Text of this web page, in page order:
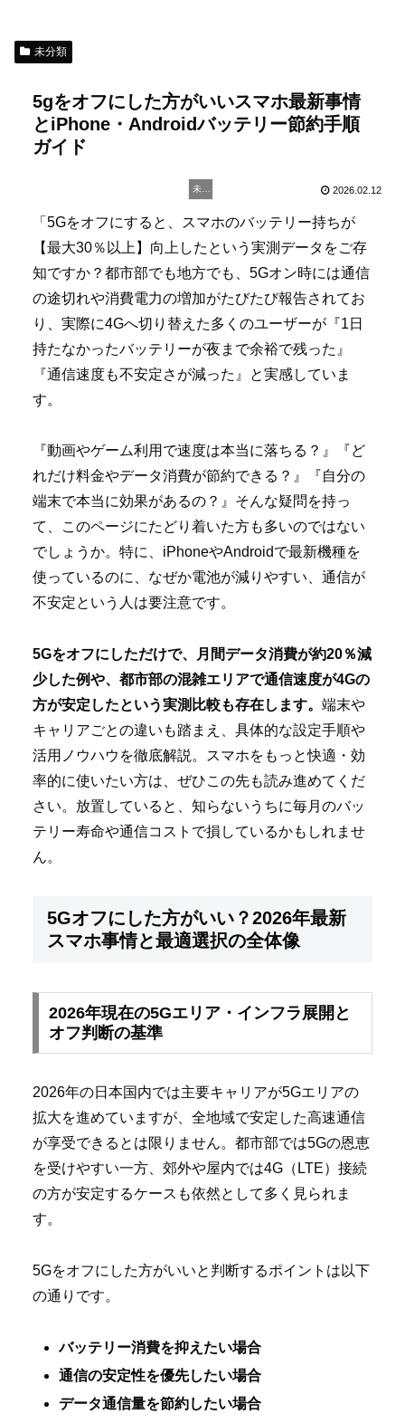
未分類
5gをオフにした方がいいスマホ最新事情
とiPhone・Androidバッテリー節約手順
ガイド
2026.02.12
「5Gをオフにすると、スマホのバッテリー持ちが
【最大30％以上】向上したという実測データをご存
知ですか？都市部でも地方でも、5Gオン時には通信
の途切れや消費電力の増加がたびたび報告されてお
り、実際に4Gへ切り替えた多くのユーザーが『1日
持たなかったバッテリーが夜まで余裕で残った』
『通信速度も不安定さが減った』と実感していま
す。
『動画やゲーム利用で速度は本当に落ちる？』『ど
れだけ料金やデータ消費が節約できる？』『自分の
端末で本当に効果があるの？』そんな疑問を持っ
て、このページにたどり着いた方も多いのではない
でしょうか。特に、iPhoneやAndroidで最新機種を
使っているのに、なぜか電池が減りやすい、通信が
不安定という人は要注意です。
5Gをオフにしただけで、月間データ消費が約20％減
少した例や、都市部の混雑エリアで通信速度が4Gの
方が安定したという実測比較も存在します。 端末や
キャリアごとの違いも踏まえ、具体的な設定手順や
活用ノウハウを徹底解説。スマホをもっと快適・効
率的に使いたい方は、ぜひこの先も読み進めてくだ
さい。放置していると、知らないうちに毎月のバッ
テリー寿命や通信コストで損しているかもしれませ
ん。
5Gオフにした方がいい？2026年最新
スマホ事情と最適選択の全体像
2026年現在の5Gエリア・インフラ展開と
オフ判断の基準
2026年の日本国内では主要キャリアが5Gエリアの
拡大を進めていますが、全地域で安定した高速通信
が享受できるとは限りません。都市部では5Gの恩恵
を受けやすい一方、郊外や屋内では4G（LTE）接続
の方が安定するケースも依然として多く見られま
す。
5Gをオフにした方がいいと判断するポイントは以下
の通りです。
バッテリー消費を抑えたい場合
通信の安定性を優先したい場合
データ通信量を節約したい場合